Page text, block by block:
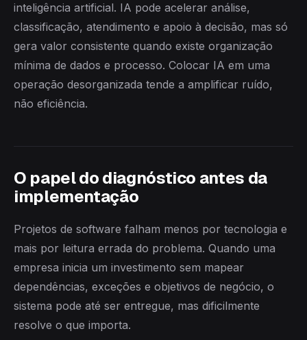
inteligência artificial. IA pode acelerar análise,
classificação, atendimento e apoio à decisão, mas só
gera valor consistente quando existe organização
mínima de dados e processo. Colocar IA em uma
operação desorganizada tende a amplificar ruído,
não eficiência.
O papel do diagnóstico antes da
implementação
Projetos de software falham menos por tecnologia e
mais por leitura errada do problema. Quando uma
empresa inicia um investimento sem mapear
dependências, exceções e objetivos de negócio, o
sistema pode até ser entregue, mas dificilmente
resolve o que importa.